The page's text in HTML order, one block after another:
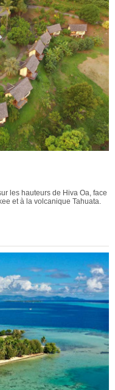
les hauteurs de Hiva Oa, face
et à la volcanique Tahuata.